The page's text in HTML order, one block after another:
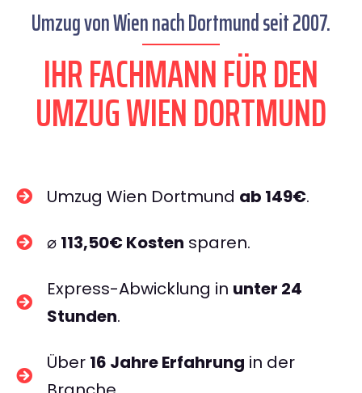
Umzug von Wien nach Dortmund seit 2007.
IHR FACHMANN FÜR DEN
UMZUG WIEN DORTMUND
Umzug Wien Dortmund ab 149€.
⌀ 113,50€ Kosten sparen.
Express-Abwicklung in unter 24
Stunden.
Über 16 Jahre Erfahrung in der